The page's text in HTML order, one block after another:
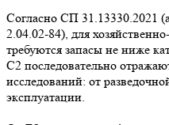
Согласно СП 31.13330.2021
2.04.02-84), для
требуются запасы не ниже
C2 последовательно
исследований: от
эксплуатации.